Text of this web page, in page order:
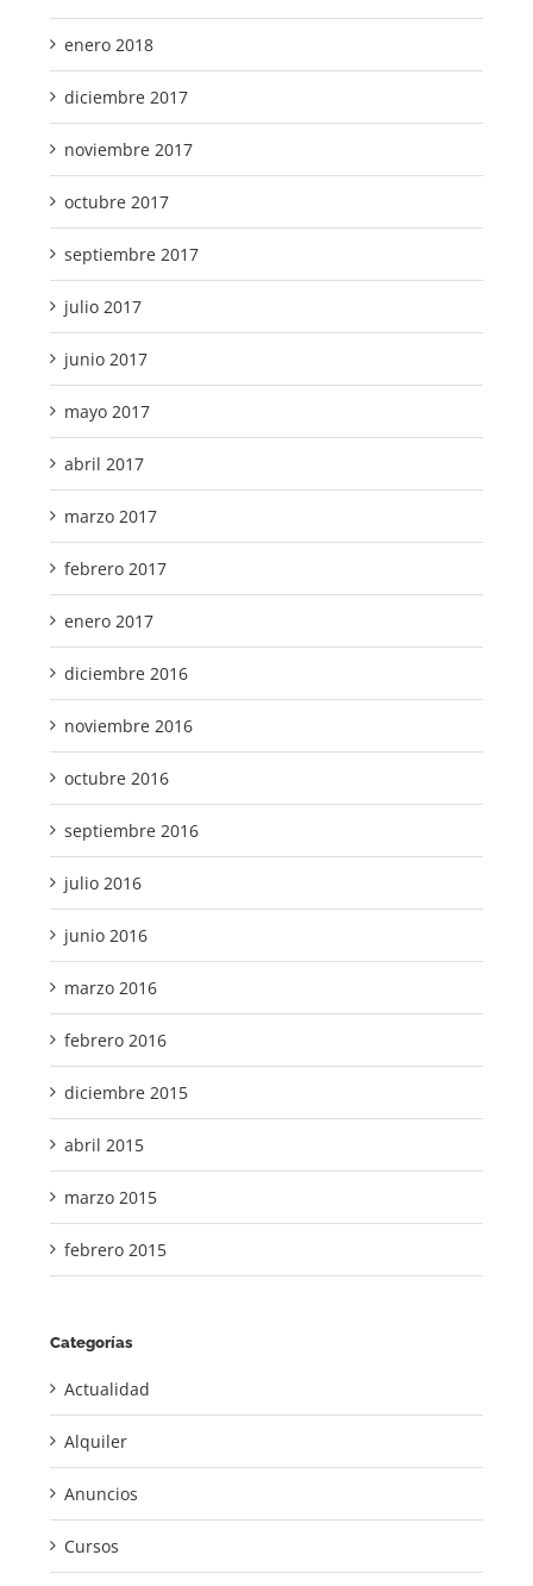
enero 2018
diciembre 2017
noviembre 2017
octubre 2017
septiembre 2017
julio 2017
junio 2017
mayo 2017
abril 2017
marzo 2017
febrero 2017
enero 2017
diciembre 2016
noviembre 2016
octubre 2016
septiembre 2016
julio 2016
junio 2016
marzo 2016
febrero 2016
diciembre 2015
abril 2015
marzo 2015
febrero 2015
Categorías
Actualidad
Alquiler
Anuncios
Cursos